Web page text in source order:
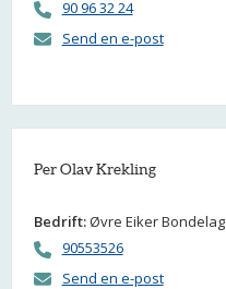
90 96 32 24
Send en e-post
Per Olav Krekling
Bedrift:Øvre Eiker Bondelag
90553526
Send en e-post